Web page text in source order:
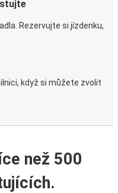
Rezervujte si jízdenku,
když si můžete zvolit
než 500